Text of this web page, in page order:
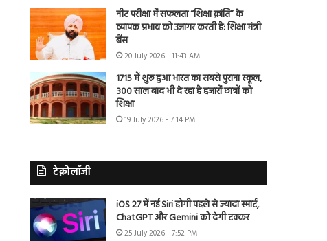
नीट परीक्षा में सफलता “शिक्षा क्रांति” के
व्यापक प्रभाव को उजागर करती है: शिक्षा मंत्री
बैंस
20 July 2026 - 11:43 AM
1715 में शुरू हुआ भारत का सबसे पुराना स्कूल,
300 साल बाद भी दे रहा है हजारों छात्रों को
शिक्षा
19 July 2026 - 7:14 PM
टेक्नोलॉजी
iOS 27 में नई Siri होगी पहले से ज्यादा स्मार्ट,
ChatGPT और Gemini को देगी टक्कर
25 July 2026 - 7:52 PM